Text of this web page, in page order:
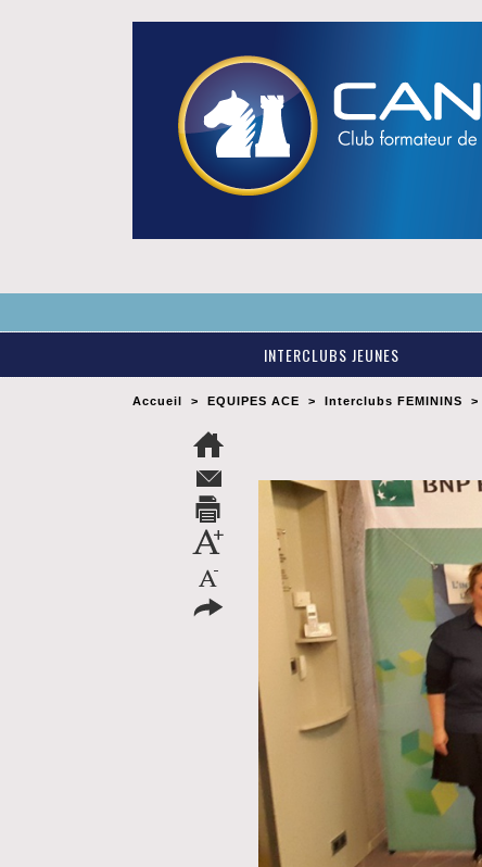
INTERCLUBS JEUNES
Accueil > EQUIPES ACE > Interclubs FEMININS >